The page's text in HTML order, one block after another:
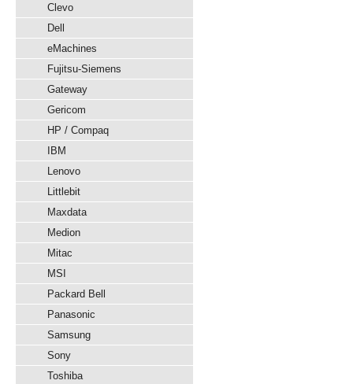
Clevo
Dell
eMachines
Fujitsu-Siemens
Gateway
Gericom
HP / Compaq
IBM
Lenovo
Littlebit
Maxdata
Medion
Mitac
MSI
Packard Bell
Panasonic
Samsung
Sony
Toshiba